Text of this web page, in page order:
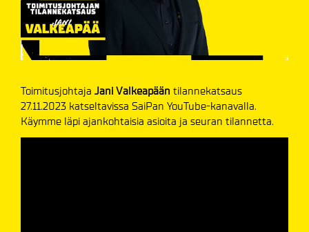
Toimitusjohtaja Jani Valkeapään tilannekatsaus
27.11.2023 katseltavissa SaiPan YouTube-kanavalla.
Käymme läpi ajankohtaisia asioita ja seuran tilannetta.